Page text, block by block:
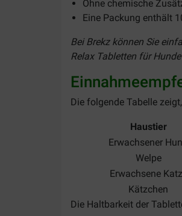
Ohne chemische
Eine Packung enthält
Bei Brekz können Sie
Relax Tabletten für
Die folgende Tabelle
Haustier
Erwachsener
Welpe
Erwachsene
Kätzchen
Die Haltbarkeit der